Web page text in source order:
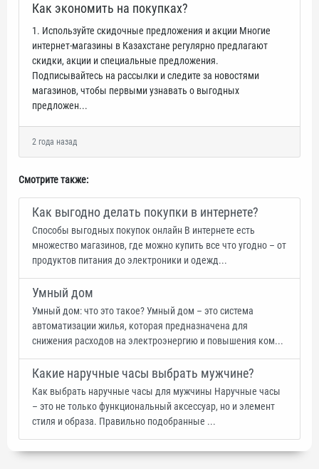
Как экономить на покупках?
1. Используйте скидочные предложения и акции Многие
интернет-магазины в Казахстане регулярно предлагают
скидки, акции и специальные предложения.
Подписывайтесь на рассылки и следите за новостями
магазинов, чтобы первыми узнавать о выгодных
предложен...
2 года назад
Смотрите также:
Как выгодно делать покупки в интернете?
Способы выгодных покупок онлайн В интернете есть
множество магазинов, где можно купить все что угодно – от
продуктов питания до электроники и одежд...
Умный дом
Умный дом: что это такое? Умный дом – это система
автоматизации жилья, которая предназначена для
снижения расходов на электроэнергию и повышения ком...
Какие наручные часы выбрать мужчине?
Как выбрать наручные часы для мужчины Наручные часы
– это не только функциональный аксессуар, но и элемент
стиля и образа. Правильно подобранные ...